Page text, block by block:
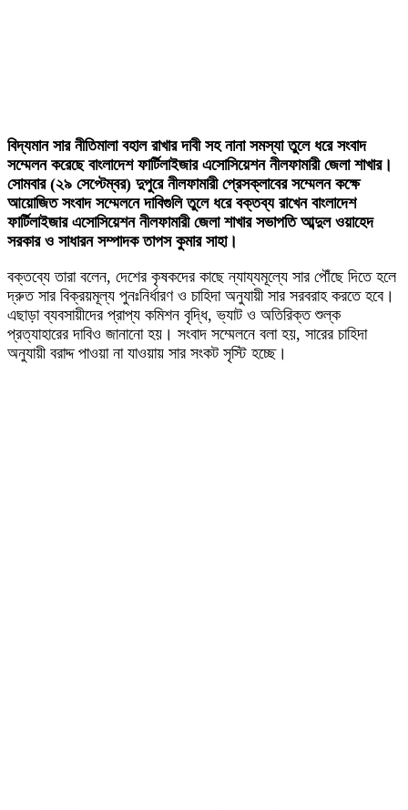
বিদ্যমান সার নীতিমালা বহাল রাখার দাবী সহ নানা সমস্যা তুলে ধরে সংবাদ
সম্মেলন করেছে বাংলাদেশ ফার্টিলাইজার এসোসিয়েশন নীলফামারী জেলা শাখার।
সোমবার (২৯ সেপ্টেম্বর) দুপুরে নীলফামারী প্রেসক্লাবের সম্মেলন কক্ষে
আয়োজিত সংবাদ সম্মেলনে দাবিগুলি তুলে ধরে বক্তব্য রাখেন বাংলাদেশ
ফার্টিলাইজার এসোসিয়েশন নীলফামারী জেলা শাখার সভাপতি আব্দুল ওয়াহেদ
সরকার ও সাধারন সম্পাদক তাপস কুমার সাহা।
বক্তব্যে তারা বলেন, দেশের কৃষকদের কাছে ন্যায্যমূল্যে সার পৌঁছে দিতে হলে
দ্রুত সার বিক্রয়মূল্য পুনঃনির্ধারণ ও চাহিদা অনুযায়ী সার সরবরাহ করতে হবে।
এছাড়া ব্যবসায়ীদের প্রাপ্য কমিশন বৃদ্ধি, ভ্যাট ও অতিরিক্ত শুল্ক
প্রত্যাহারের দাবিও জানানো হয়। সংবাদ সম্মেলনে বলা হয়, সারের চাহিদা
অনুযায়ী বরাদ্দ পাওয়া না যাওয়ায় সার সংকট সৃস্টি হচ্ছে।